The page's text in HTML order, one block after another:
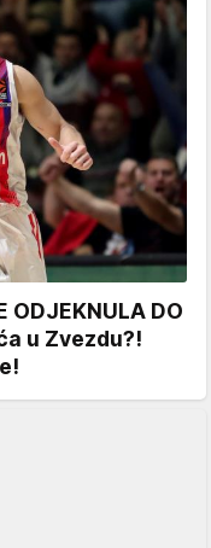
ODJEKNULA DO
u Zvezdu?!